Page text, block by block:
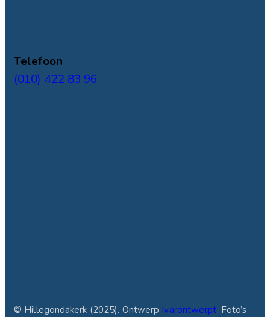
Telefoon
(010) 422 83 96
© Hillegondakerk (2025). Ontwerp Ivarontwerpt. Foto’s